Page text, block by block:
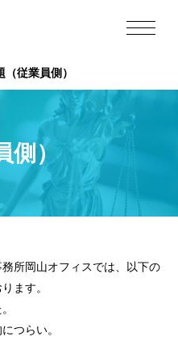
（従業員側）
側）
所岡山オフィスでは、以下の
ます。
つらい。